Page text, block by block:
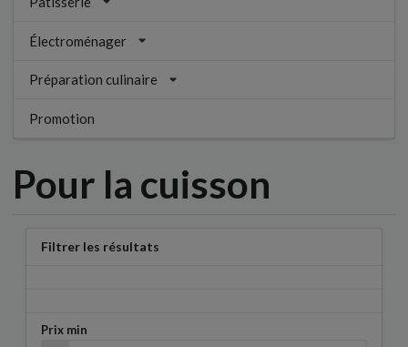
Électroménager
Préparation culinaire
Promotion
Pour la cuisson
Filtrer les résultats
Prix min